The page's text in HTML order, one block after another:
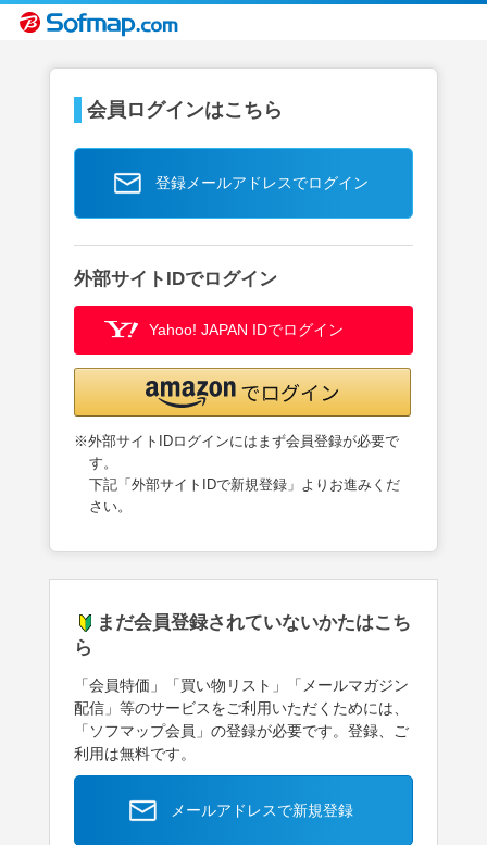
会員ログインはこちら
登録メールアドレスでログイン
外部サイトIDでログイン
Yahoo! JAPAN IDでログイン
※外部サイトIDログインにはまず会員登録が必要で
す。
下記「外部サイトIDで新規登録」よりお進みくだ
さい。
まだ会員登録されていないかたはこち
ら
「会員特価」「買い物リスト」「メールマガジン
配信」等のサービスをご利用いただくためには、
「ソフマップ会員」の登録が必要です。登録、ご
利用は無料です。
メールアドレスで新規登録